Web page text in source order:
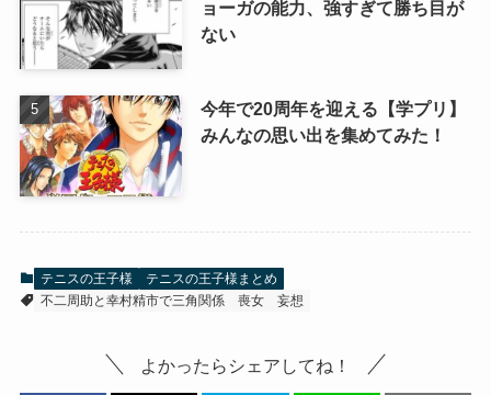
ョーガの能力、強すぎて勝ち目が
ない
今年で20周年を迎える【学プリ】
みんなの思い出を集めてみた！
テニスの王子様
テニスの王子様まとめ
不二周助と幸村精市で三角関係
喪女 妄想
よかったらシェアしてね！